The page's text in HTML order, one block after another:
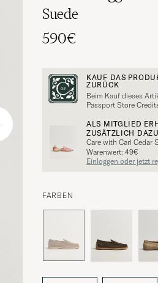
Suede
590€
KAUF DAS
ZURÜCK
Beim Kauf dieses
Passport Store
ALS MITGLIED
ZUSÄTZLICH DAZU
Care with Carl Cedar
Warenwert: 49€
Einloggen oder jetzt
FARBEN